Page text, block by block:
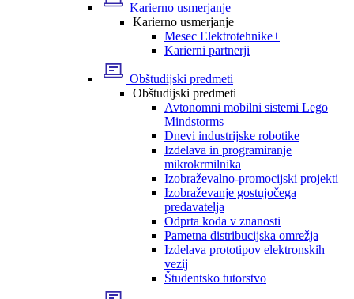
Karierno usmerjanje
Karierno usmerjanje
Mesec Elektrotehnike+
Karierni partnerji
Obštudijski predmeti
Obštudijski predmeti
Avtonomni mobilni sistemi Lego
Mindstorms
Dnevi industrijske robotike
Izdelava in programiranje
mikrokrmilnika
Izobraževalno-promocijski projekti
Izobraževanje gostujočega
predavatelja
Odprta koda v znanosti
Pametna distribucijska omrežja
Izdelava prototipov elektronskih
vezij
Študentsko tutorstvo